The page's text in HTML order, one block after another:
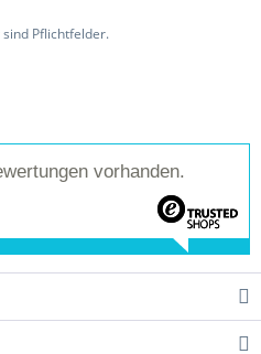
Pflichtfelder.
vorhanden.